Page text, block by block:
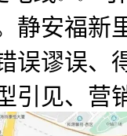
静安福新
误谬误、
引见、营